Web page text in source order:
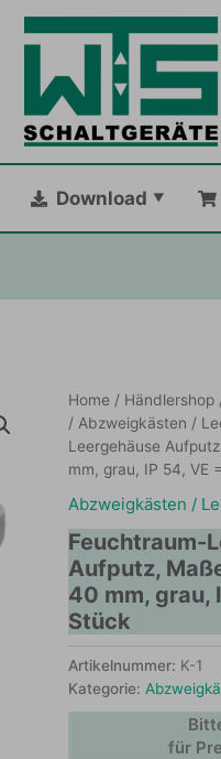
Download
Home / Händlershop
/ Abzweigkästen /
Leergehäuse
mm, grau, IP 54, VE
Abzweigkästen /
Feuchtraum-
Aufputz,
40 mm, grau,
Stück
Artikelnummer: K-1
Kategorie:
für